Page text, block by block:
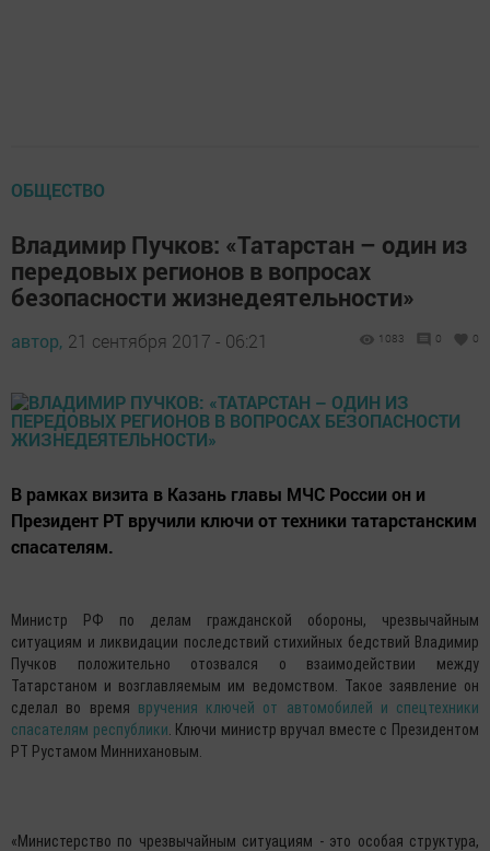
ОБЩЕСТВО
Владимир Пучков: «Татарстан – один из
передовых регионов в вопросах
безопасности жизнедеятельности»
автор, 21 сентября 2017 - 06:21 1083 0 0
В рамках визита в Казань главы МЧС России он и
Президент РТ вручили ключи от техники татарстанским
спасателям.
Министр РФ по делам гражданской обороны, чрезвычайным
ситуациям и ликвидации последствий стихийных бедствий Владимир
Пучков положительно отозвался о взаимодействии между
Татарстаном и возглавляемым им ведомством. Такое заявление он
сделал во время вручения ключей от автомобилей и спецтехники
спасателям республики. Ключи министр вручал вместе с Президентом
РТ Рустамом Миннихановым.
«Министерство по чрезвычайным ситуациям - это особая структура,